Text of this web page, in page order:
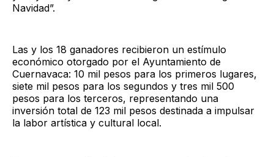
Navidad”.
Las y los 18 ganadores recibieron un estímulo
económico otorgado por el Ayuntamiento de
Cuernavaca: 10 mil pesos para los primeros lugares,
siete mil pesos para los segundos y tres mil 500
pesos para los terceros, representando una
inversión total de 123 mil pesos destinada a impulsar
la labor artística y cultural local.